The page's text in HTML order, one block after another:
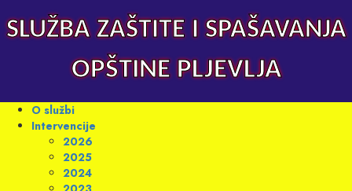
to
content
SLUŽBA ZAŠTITE I SPAŠAVANJA
OPŠTINE PLJEVLJA
Primary
Menu
O službi
Intervencije
2026
2025
2024